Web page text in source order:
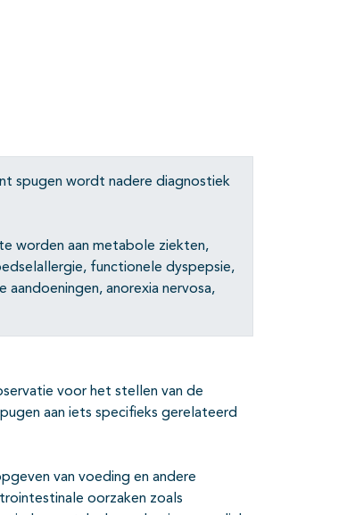
spugen wordt nadere diagnostiek
worden aan metabole ziekten,
functionele dyspepsie,
anorexia nervosa,
voor het stellen van de
aan iets specifieks gerelateerd
van voeding en andere
oorzaken zoals